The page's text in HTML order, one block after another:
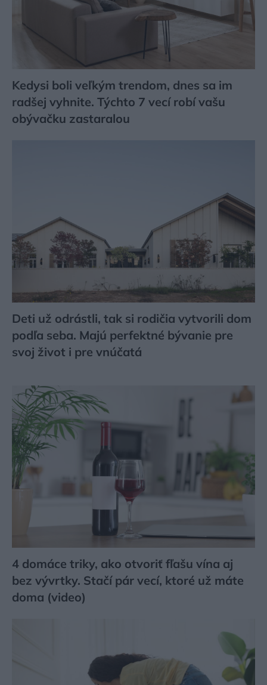
Kedysi boli veľkým trendom, dnes sa im
radšej vyhnite. Týchto 7 vecí robí vašu
obývačku zastaralou
Deti už odrástli, tak si rodičia vytvorili dom
podľa seba. Majú perfektné bývanie pre
svoj život i pre vnúčatá
4 domáce triky, ako otvoriť fľašu vína aj
bez vývrtky. Stačí pár vecí, ktoré už máte
doma (video)